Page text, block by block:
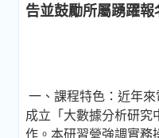
告並鼓勵所屬踴躍報
一、課程特色：近年
成立「大數據分析研究
作。本研習營強調實務